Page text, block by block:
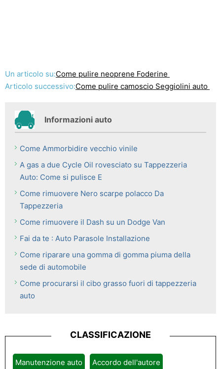
Un articolo su:Come pulire neoprene Foderine
Articolo successivo:Come pulire camoscio Seggiolini auto
Informazioni auto
Come Ammorbidire vecchio vinile
A gas a due Cycle Oil rovesciato su Tappezzeria
Auto: Come si pulisce E
Come rimuovere Nero scarpe polacco Da
Tappezzeria
Come rimuovere il Dash su un Dodge Van
Fai da te : Auto Parasole Installazione
Come riparare una gomma di gomma piuma della
sede di automobile
Come procurarsi il cibo grasso fuori di tappezzeria
auto
CLASSIFICAZIONE
Manutenzione auto Accordo dell'autore